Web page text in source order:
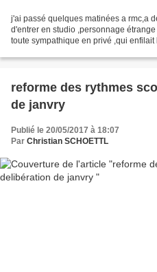
j'ai passé quelques matinées a rmc,a
d'entrer en studio ,personnage
toute sympathique en privé ,qui
reforme des rythmes scolaires : la
de janvry
Publié le 20/05/2017 à 18:07
Par Christian SCHOETTL